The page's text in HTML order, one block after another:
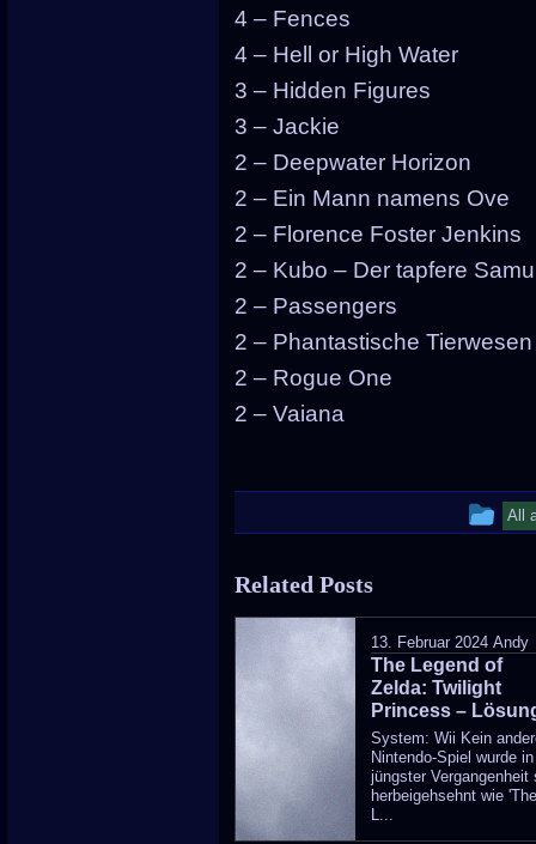
4 – Fences
4 – Hell or High Water
3 – Hidden Figures
3 – Jackie
2 – Deepwater Horizon
2 – Ein Mann namens Ove
2 – Florence Foster Jenkins
2 – Kubo – Der tapfere
2 – Passengers
2 – Phantastische
2 – Rogue One
2 – Vaiana
in
All
Related Posts
13. Februar 2024 Andy
The Legend of
Zelda: Twilight
Princess –
System: Wii Kein
Nintendo-Spiel wurde in
jüngster Vergangenheit
herbeigehsehnt wie
L...